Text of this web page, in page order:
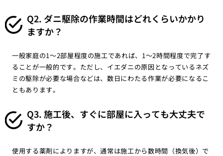
Q2. ダニ駆除の作業時間はどれくらいかかり
ますか？
一般家庭の1〜2部屋程度の施工であれば、1〜2時間程度で完了す
ることが一般的です。ただし、イエダニの原因となっているネズ
ミの駆除が必要な場合などは、数日にわたる作業が必要になるこ
ともあります。
Q3. 施工後、すぐに部屋に入っても大丈夫で
すか？
使用する薬剤によりますが、通常は施工から数時間（換気後）で